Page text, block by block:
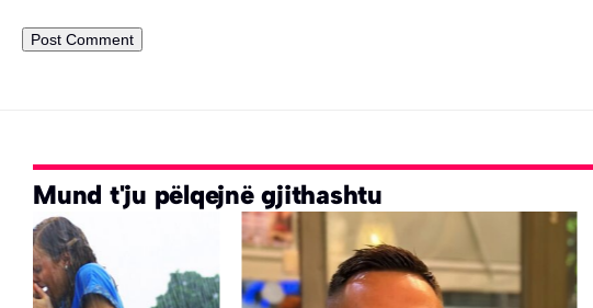
Mund t'ju pëlqejnë gjithashtu